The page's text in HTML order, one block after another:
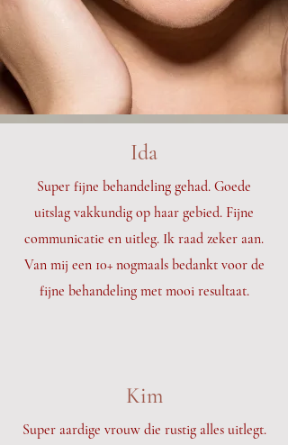
Ida
Super fijne behandeling gehad. Goede
uitslag vakkundig op haar gebied. Fijne
communicatie en uitleg. Ik raad zeker aan.
Van mij een 10+ nogmaals bedankt voor de
fijne behandeling met mooi resultaat.
Kim
Super aardige vrouw die rustig alles uitlegt.